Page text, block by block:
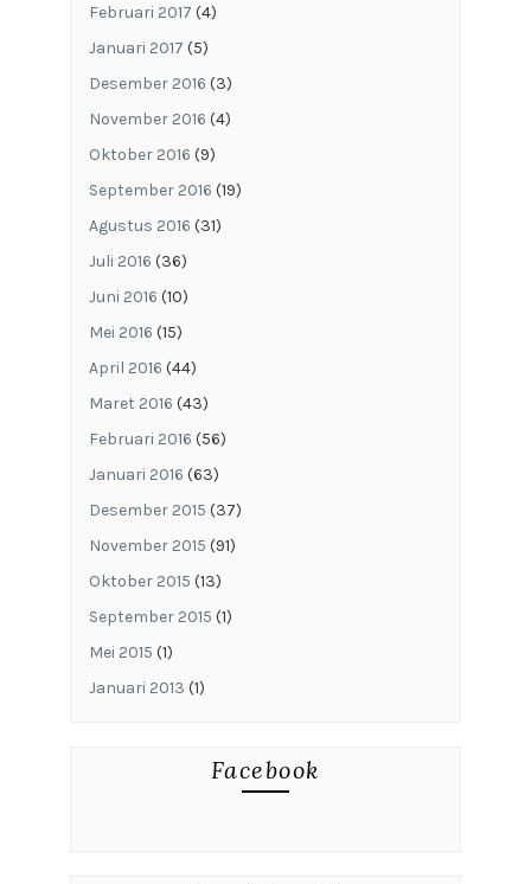
Februari 2017 (4)
Januari 2017 (5)
Desember 2016 (3)
November 2016 (4)
Oktober 2016 (9)
September 2016 (19)
Agustus 2016 (31)
Juli 2016 (36)
Juni 2016 (10)
Mei 2016 (15)
April 2016 (44)
Maret 2016 (43)
Februari 2016 (56)
Januari 2016 (63)
Desember 2015 (37)
November 2015 (91)
Oktober 2015 (13)
September 2015 (1)
Mei 2015 (1)
Januari 2013 (1)
Facebook